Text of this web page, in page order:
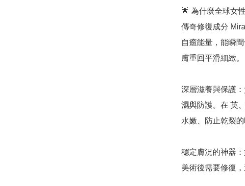
🌟 為什麼全球女
傳奇修復成分
自癒能量，能瞬
膚重回平滑細緻。
深層滋養與保護
濕與防護。在 英
水嫩、防止乾裂的
穩定膚況的神器
美術後需要修復